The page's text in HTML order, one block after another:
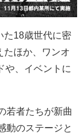
た18歳世代に密
たほか、ワンオ
や、イベントに
若者たちが新曲
動のステージと